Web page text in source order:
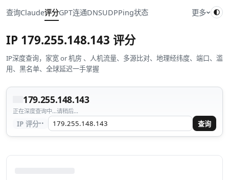
查询Claude评分GPT连通DNSUDPPing状态 更多
IP 179.255.148.143 评分
IP深度查询，家宽 or 机房 、人机流量、多源比对、地理经纬度、端口、滥
用、黑名单、全球延迟一手掌握
179.255.148.143
正在深度查询中...请稍后...
IP 评分·· 查询